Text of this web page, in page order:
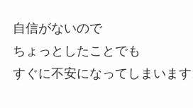
自信がないので
ちょっとしたことでも
すぐに不安になってしまいます